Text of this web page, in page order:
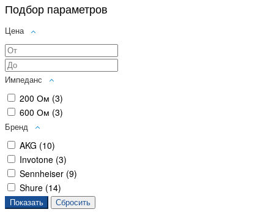
Подбор параметров
Цена
Импеданс
200 Ом (3)
600 Ом (3)
Бренд
AKG (10)
Invotone (3)
Sennheiser (9)
Shure (14)